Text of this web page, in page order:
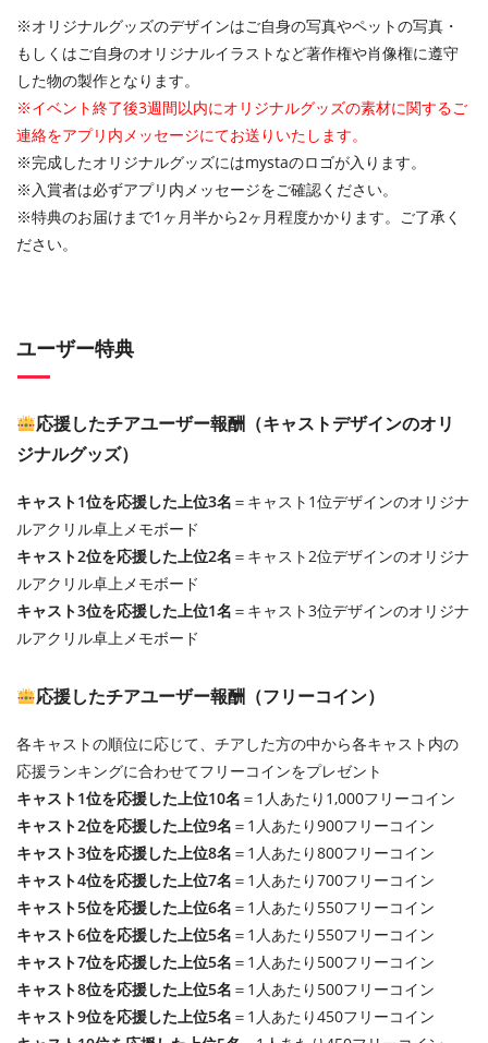
※オリジナルグッズのデザインはご自身の写真やペットの写真・
もしくはご自身のオリジナルイラストなど著作権や肖像権に遵守
した物の製作となります。
※イベント終了後3週間以内にオリジナルグッズの素材に関するご
連絡をアプリ内メッセージにてお送りいたします。
※完成したオリジナルグッズにはmystaのロゴが入ります。
※入賞者は必ずアプリ内メッセージをご確認ください。
※特典のお届けまで1ヶ月半から2ヶ月程度かかります。ご了承く
ださい。
ユーザー特典
応援したチアユーザー報酬（キャストデザインのオリ
ジナルグッズ）
キャスト1位を応援した上位3名 ＝キャスト1位デザインのオリジナ
ルアクリル卓上メモボード
キャスト2位を応援した上位2名 ＝キャスト2位デザインのオリジナ
ルアクリル卓上メモボード
キャスト3位を応援した上位1名 ＝キャスト3位デザインのオリジナ
ルアクリル卓上メモボード
応援したチアユーザー報酬（フリーコイン）
各キャストの順位に応じて、チアした方の中から各キャスト内の
応援ランキングに合わせてフリーコインをプレゼント
キャスト1位を応援した上位10名 ＝1人あたり1,000フリーコイン
キャスト2位を応援した上位9名 ＝1人あたり900フリーコイン
キャスト3位を応援した上位8名 ＝1人あたり800フリーコイン
キャスト4位を応援した上位7名 ＝1人あたり700フリーコイン
キャスト5位を応援した上位6名 ＝1人あたり550フリーコイン
キャスト6位を応援した上位5名 ＝1人あたり550フリーコイン
キャスト7位を応援した上位5名 ＝1人あたり500フリーコイン
キャスト8位を応援した上位5名 ＝1人あたり500フリーコイン
キャスト9位を応援した上位5名 ＝1人あたり450フリーコイン